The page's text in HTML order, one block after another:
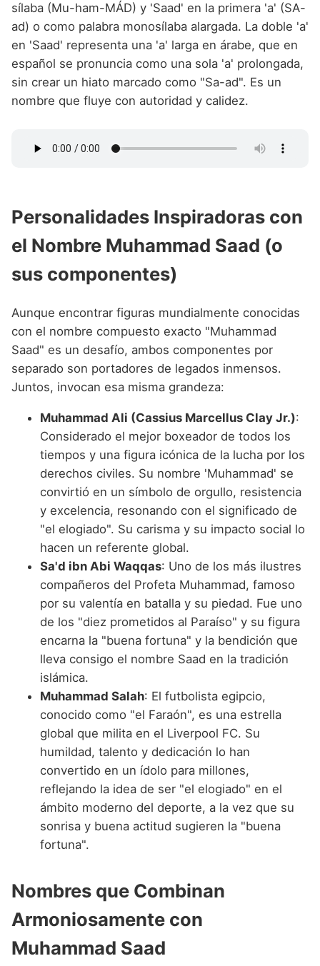
sílaba (Mu-ham-MÁD) y 'Saad' en la primera 'a' (SA-
ad) o como palabra monosílaba alargada. La doble 'a'
en 'Saad' representa una 'a' larga en árabe, que en
español se pronuncia como una sola 'a' prolongada,
sin crear un hiato marcado como "Sa-ad". Es un
nombre que fluye con autoridad y calidez.
Personalidades Inspiradoras con
el Nombre Muhammad Saad (o
sus componentes)
Aunque encontrar figuras mundialmente conocidas
con el nombre compuesto exacto "Muhammad
Saad" es un desafío, ambos componentes por
separado son portadores de legados inmensos.
Juntos, invocan esa misma grandeza:
Muhammad Ali (Cassius Marcellus Clay Jr.):
Considerado el mejor boxeador de todos los
tiempos y una figura icónica de la lucha por los
derechos civiles. Su nombre 'Muhammad' se
convirtió en un símbolo de orgullo, resistencia
y excelencia, resonando con el significado de
"el elogiado". Su carisma y su impacto social lo
hacen un referente global.
Sa'd ibn Abi Waqqas: Uno de los más ilustres
compañeros del Profeta Muhammad, famoso
por su valentía en batalla y su piedad. Fue uno
de los "diez prometidos al Paraíso" y su figura
encarna la "buena fortuna" y la bendición que
lleva consigo el nombre Saad en la tradición
islámica.
Muhammad Salah: El futbolista egipcio,
conocido como "el Faraón", es una estrella
global que milita en el Liverpool FC. Su
humildad, talento y dedicación lo han
convertido en un ídolo para millones,
reflejando la idea de ser "el elogiado" en el
ámbito moderno del deporte, a la vez que su
sonrisa y buena actitud sugieren la "buena
fortuna".
Nombres que Combinan
Armoniosamente con
Muhammad Saad